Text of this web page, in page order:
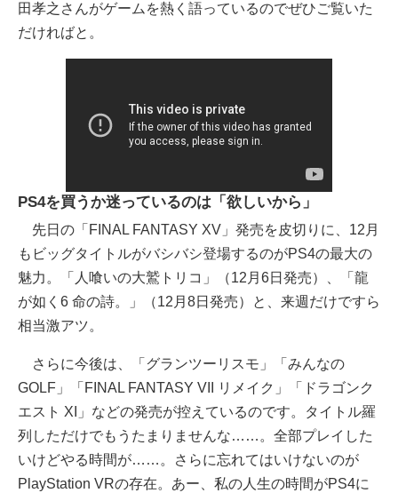
田孝之さんがゲームを熱く語っているのでぜひご覧いた
だければと。
PS4を買うか迷っているのは「欲しいから」
先日の「FINAL FANTASY XV」発売を皮切りに、12月
もビッグタイトルがバシバシ登場するのがPS4の最大の
魅力。「人喰いの大鷲トリコ」（12月6日発売）、「龍
が如く6 命の詩。」（12月8日発売）と、来週だけですら
相当激アツ。
さらに今後は、「グランツーリスモ」「みんなの
GOLF」「FINAL FANTASY VII リメイク」「ドラゴンク
エスト XI」などの発売が控えているのです。タイトル羅
列しただけでもうたまりませんな……。全部プレイした
いけどやる時間が……。さらに忘れてはいけないのが
PlayStation VRの存在。あー、私の人生の時間がPS4に